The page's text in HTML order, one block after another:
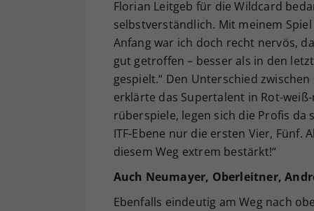
Florian Leitgeb für die Wildcard
selbstverständlich. Mit meinem
Anfang war ich doch recht nervös,
gut getroffen – besser als in den
gespielt.“ Den Unterschied
erklärte das Supertalent in Rot-
rüberspiele, legen sich die Profis
ITF-Ebene nur die ersten Vier,
diesem Weg extrem bestärkt!“
Auch Neumayer, Oberleitner,
Ebenfalls eindeutig am Weg nach